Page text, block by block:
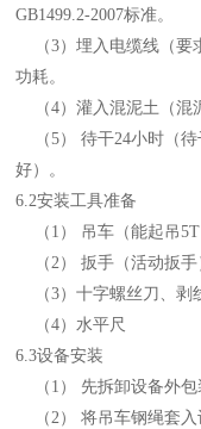
GB1499.2-2007标准。
（3）埋入电缆线（要
功耗。
（4）灌入混泥土（混
（5） 待干24小时（
好）。
6.2安装工具准备
（ 1） 吊车（能起吊5T
（2） 扳手（活动扳手
（3）十字螺丝刀、剥
（4）水平尺
6.3设备安装
（ 1） 先拆卸设备外
（2） 将吊车钢绳套入